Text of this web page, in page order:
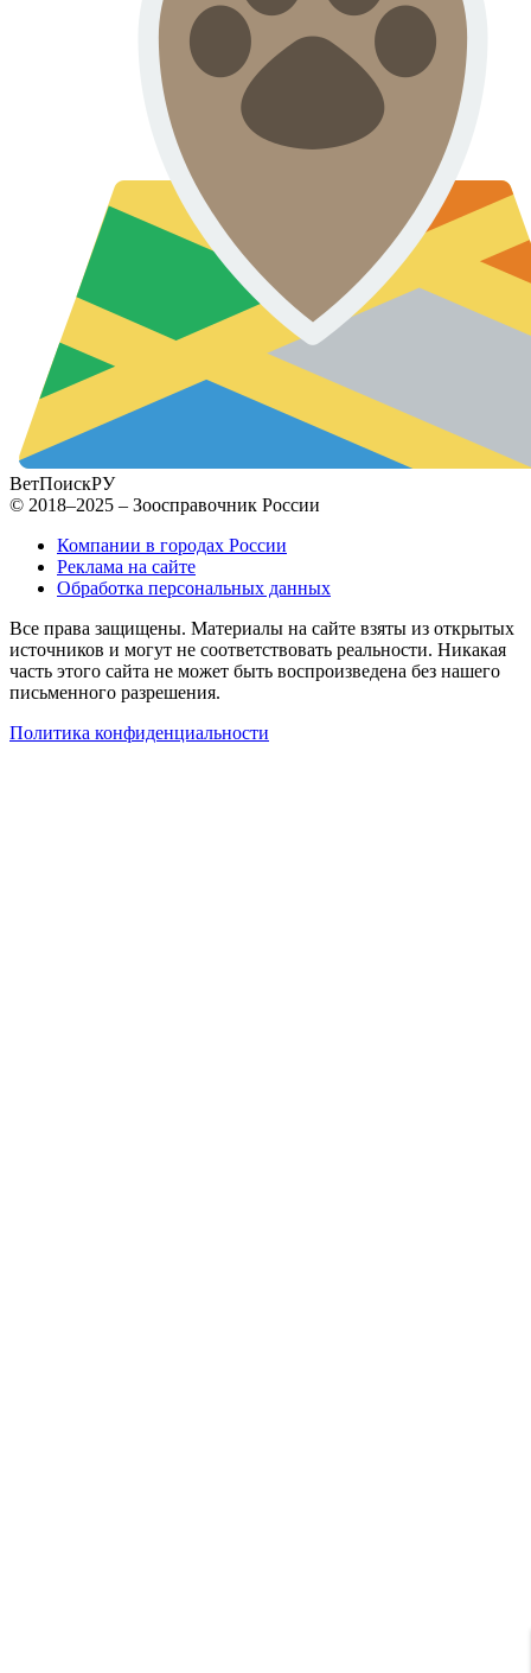
ВетПоискРУ
© 2018–2025 – Зоосправочник России
Компании в городах России
Реклама на сайте
Обработка персональных данных
Все права защищены. Материалы на сайте взяты из открытых
источников и могут не соответствовать реальности. Никакая
часть этого сайта не может быть воспроизведена без нашего
письменного разрешения.
Политика конфиденциальности